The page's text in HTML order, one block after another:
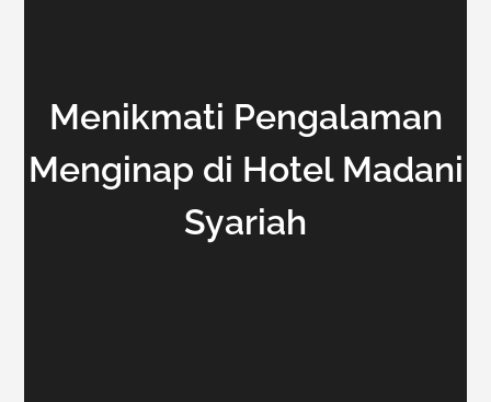
Menikmati Pengalaman
Menginap di Hotel Madani
Syariah